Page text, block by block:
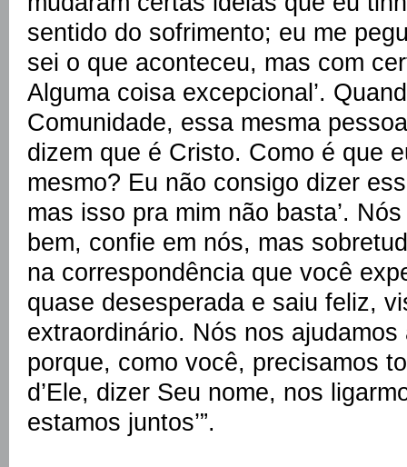
sentido do sofrimento; eu me
sei o que aconteceu, mas com
Alguma coisa excepcional’.
Comunidade, essa mesma
dizem que é Cristo. Como é que
mesmo? Eu não consigo dizer
mas isso pra mim não basta’.
bem, confie em nós, mas
na correspondência que você
quase desesperada e saiu feliz,
extraordinário. Nós nos
porque, como você, precisamos
d’Ele, dizer Seu nome, nos
estamos juntos’”.